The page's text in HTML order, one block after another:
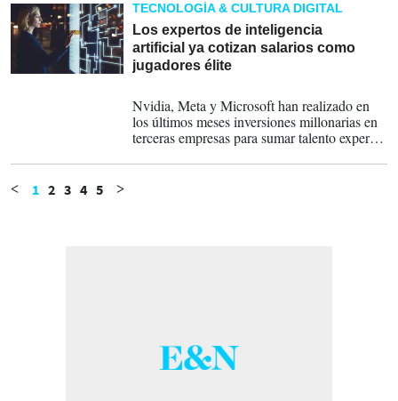
TECNOLOGÍA & CULTURA DIGITAL
Los expertos de inteligencia
artificial ya cotizan salarios como
jugadores élite
Nvidia, Meta y Microsoft han realizado en
los últimos meses inversiones millonarias en
terceras empresas para sumar talento experto
< 1 2 3 4 5 >